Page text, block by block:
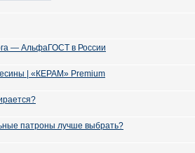
— АльфаГОСТ в России
| «КЕРАМ» Premium
патроны лучше выбрать?